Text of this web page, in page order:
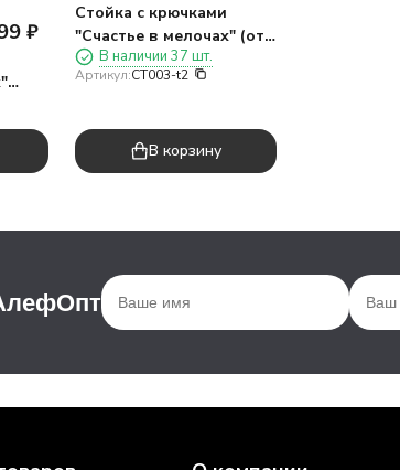
₽
Стойка с крючками
"Счастье в мелочах" (от
270 шт. брелоков МИКС)
В наличии 37 шт.
Артикул:CT003-t2
В корзину